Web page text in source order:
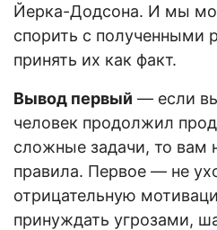
Йерка-Додсона. И мы
спорить с полученными
принять их как факт.
Вывод первый — если
человек продолжил
сложные задачи, то вам
правила. Первое — не
отрицательную
принуждать угрозами,